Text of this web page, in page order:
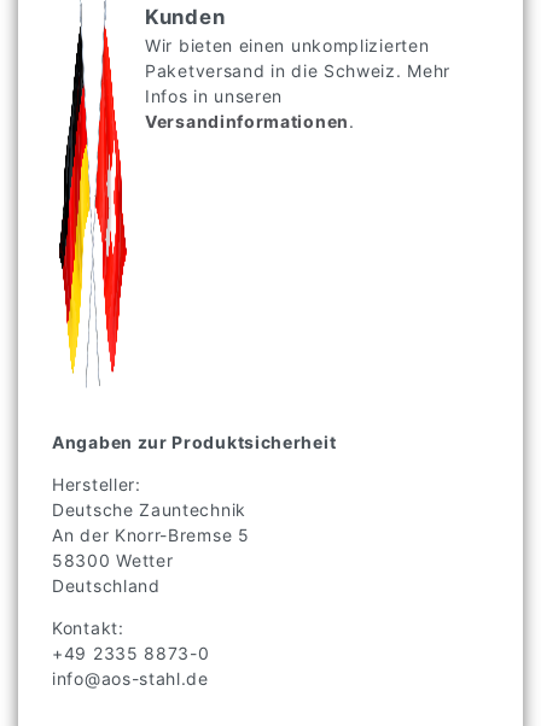
Kunden
Wir bieten einen unkomplizierten
Paketversand in die Schweiz. Mehr
Infos in unseren
Versandinformationen.
Angaben zur Produktsicherheit
Hersteller:
Deutsche Zauntechnik
An der Knorr-Bremse 5
58300 Wetter
Deutschland
Kontakt:
+49 2335 8873-0
info@aos-stahl.de